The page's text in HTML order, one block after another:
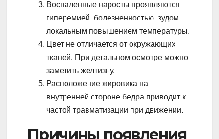
Воспаленные наросты проявляются
гиперемией, болезненностью, зудом,
локальным повышением температуры.
Цвет не отличается от окружающих
тканей. При детальном осмотре можно
заметить желтизну.
Расположение жировика на
внутренней стороне бедра приводит к
частой травматизации при движении.
Причины появления